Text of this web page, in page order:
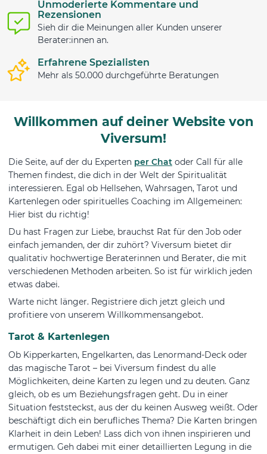
Unmoderierte Kommentare und
Rezensionen
Sieh dir die Meinungen aller Kunden unserer
Berater:innen an.
Erfahrene Spezialisten
Mehr als 50.000 durchgeführte Beratungen
Willkommen auf deiner Website von
Viversum!
Die Seite, auf der du Experten per Chat oder Call für alle
Themen findest, die dich in der Welt der Spiritualität
interessieren. Egal ob Hellsehen, Wahrsagen, Tarot und
Kartenlegen oder spirituelles Coaching im Allgemeinen:
Hier bist du richtig!
Du hast Fragen zur Liebe, brauchst Rat für den Job oder
einfach jemanden, der dir zuhört? Viversum bietet dir
qualitativ hochwertige Beraterinnen und Berater, die mit
verschiedenen Methoden arbeiten. So ist für wirklich jeden
etwas dabei.
Warte nicht länger. Registriere dich jetzt gleich und
profitiere von unserem Willkommensangebot.
Tarot & Kartenlegen
Ob Kipperkarten, Engelkarten, das Lenormand-Deck oder
das magische Tarot – bei Viversum findest du alle
Möglichkeiten, deine Karten zu legen und zu deuten. Ganz
gleich, ob es um Beziehungsfragen geht. Du in einer
Situation feststeckst, aus der du keinen Ausweg weißt. Oder
beschäftigt dich ein berufliches Thema? Die Karten bringen
Klarheit in dein Leben! Lass dich von ihnen inspirieren und
ermutigen. Geh dabei mit einer detaillierten Legung in die